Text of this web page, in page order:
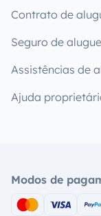
Contrato de
Seguro de
Assistências de
Ajuda
Modos de